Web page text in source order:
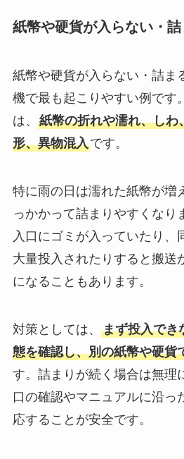
紙幣や硬貨が入らない・詰
紙幣や硬貨が入らない・詰ま
機で最も起こりやすい例です
は、 紙幣の折れや濡れ、しわ
形、異物混入です。
特に雨の日は濡れた紙幣が増
っかかって詰まりやすくなり
入口にゴミが入っていたり、
大量投入されたりすると搬送
になることもあります。
対策としては、 まず投入でき
態を確認し、別の紙幣や硬貨
す。詰まりが続く場合は無理
口の確認やマニュアルに沿っ
応することが安全です。